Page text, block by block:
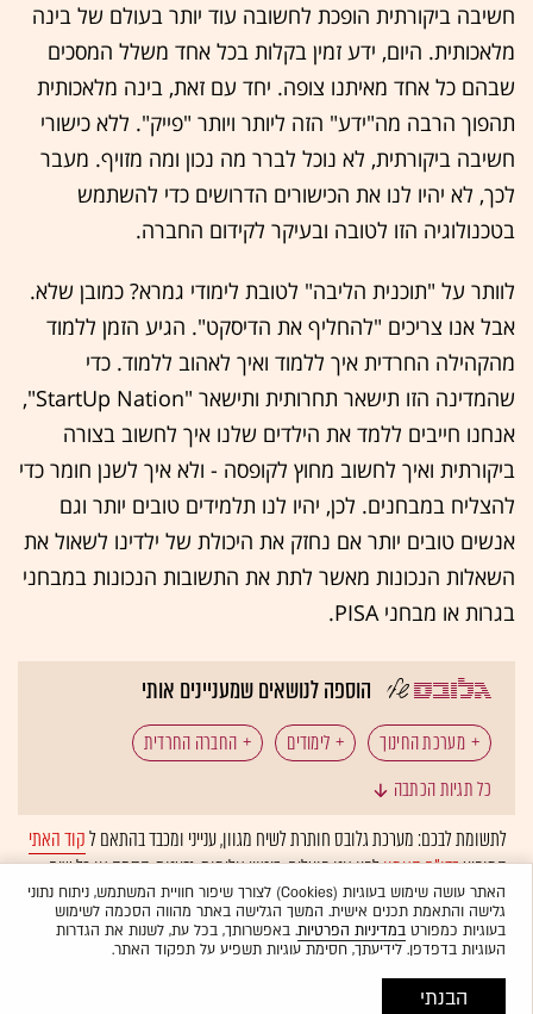
חשיבה ביקורתית הופכת לחשובה עוד יותר בעולם של בינה
מלאכותית. היום, ידע זמין בקלות בכל אחד משלל המסכים
שבהם כל אחד מאיתנו צופה. יחד עם זאת, בינה מלאכותית
תהפוך הרבה מה"ידע" הזה ליותר ויותר "פייק". ללא כישורי
חשיבה ביקורתית, לא נוכל לברר מה נכון ומה מזויף. מעבר
לכך, לא יהיו לנו את הכישורים הדרושים כדי להשתמש
בטכנולוגיה הזו לטובה ובעיקר לקידום החברה.
לוותר על "תוכנית הליבה" לטובת לימודי גמרא? כמובן שלא.
אבל אנו צריכים "להחליף את הדיסקט". הגיע הזמן ללמוד
מהקהילה החרדית איך ללמוד ואיך לאהוב ללמוד. כדי
שהמדינה הזו תישאר תחרותית ותישאר "StartUp Nation",
אנחנו חייבים ללמד את הילדים שלנו איך לחשוב בצורה
ביקורתית ואיך לחשוב מחוץ לקופסה - ולא איך לשנן חומר כדי
להצליח במבחנים. לכן, יהיו לנו תלמידים טובים יותר וגם
אנשים טובים יותר אם נחזק את היכולת של ילדינו לשאול את
השאלות הנכונות מאשר לתת את התשובות הנכונות במבחני
בגרות או מבחני PISA.
הוספה לנושאים שמעניינים אותי
מערכת החינוך לימודים החברה החרדית
תלמידי ישיבות
בינה מלאכותית חינוך
כל תגיות הכתבה
לתשומת לבכם: מערכת גלובס חותרת לשיח מגוון, ענייני ומכבד בהתאם לקוד האתי
המופיעבדו"ח האמוןלפיו אנו פועלים. ביטויי אלימות, גזענות, הסתה או כל שיח
בלתי הולם אחר מסוננים בצורהאוטומטיתולא יפורסמו באתר.
האתר עושה שימוש בעוגיות (Cookies) לצורך שיפור חוויית המשתמש, ניתוח נתוני
גלישה והתאמת תכנים אישית. המשך הגלישה באתר מהווה הסכמה לשימוש
בעוגיות כמפורטבמדיניות הפרטיות. באפשרותך, בכל עת, לשנות את הגדרות
העוגיות בדפדפן. לידיעתך, חסימת עוגיות תשפיע על תפקוד האתר.
הבנתי